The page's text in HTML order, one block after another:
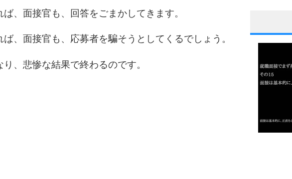
、面接官も、回答をごまかしてきます。
、面接官も、応募者を騙そうとしてくるでしょう。
、悲惨な結果で終わるのです。
1
3